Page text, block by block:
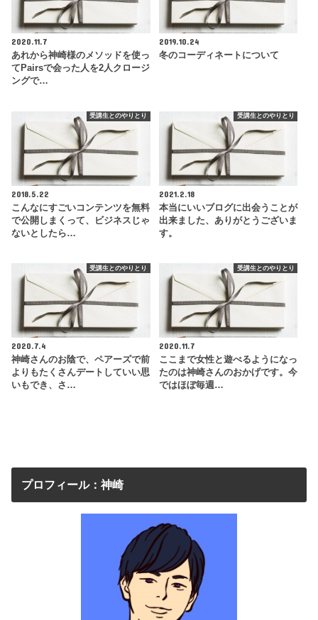
2020.11.7
あれから神崎様のメソッドを使っ
てPairsで会った人を2人クロージ
ングで…
2019.10.24
冬のコーディネートについて
受講生とのやりとり
2018.5.22
こんなにすごいコンテンツを無料
で公開しまくって、ビジネスじゃ
ないとしたら…
受講生とのやりとり
2021.2.18
本当にいいブログに出会うことが
出来ました、ありがとうございま
す。
受講生とのやりとり
2020.7.4
神崎さんのお陰で、ペアーズで前
よりもたくさんデートしていい思
いもでき、さ…
受講生とのやりとり
2020.11.7
ここまで女性と遊べるようになっ
たのは神崎さんのおかげです。今
ではほぼ毎週…
プロフィール：神崎